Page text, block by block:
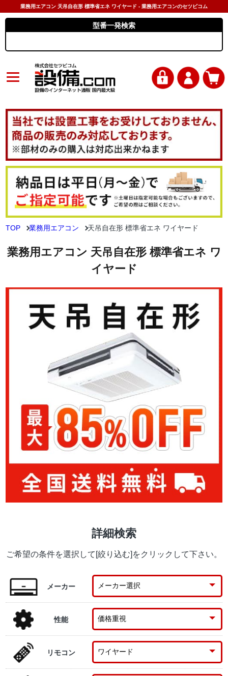
業務用エアコン 天吊自在形 標準省エネ ワイヤード - 業務用エアコンのセツビコム
型番一発検索
TOP 業務用エアコン 天吊自在形 標準省エネ ワイヤード
業務用エアコン 天吊自在形 標準省エネ ワ
イヤード
詳細検索
ご希望の条件を選択して[絞り込む]をクリックして下さい。
メーカー
性能
リモコン